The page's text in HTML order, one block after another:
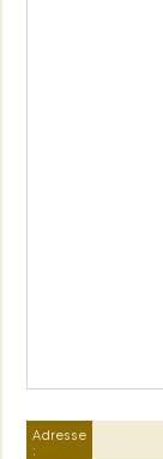
Adresse
: